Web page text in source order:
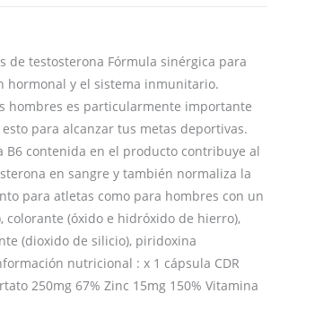
de testosterona Fórmula sinérgica para
hormonal y el sistema inmunitario.
hombres es particularmente importante
para alcanzar tus metas deportivas.
B6 contenida en el producto contribuye al
en sangre y también normaliza la
para atletas como para hombres con un
colorante (óxido e hidróxido de hierro),
(dioxido de silicio), piridoxina
nutricional : x 1 cápsula CDR
250mg 67% Zinc 15mg 150% Vitamina